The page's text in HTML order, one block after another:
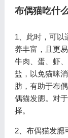
布偶猫吃什
1、此时，可以
养丰富，且更
牛肉、蛋、虾
盐，以免猫咪
肪，有助于布
偶猫发腮。对
择。
2、布偶猫发腮